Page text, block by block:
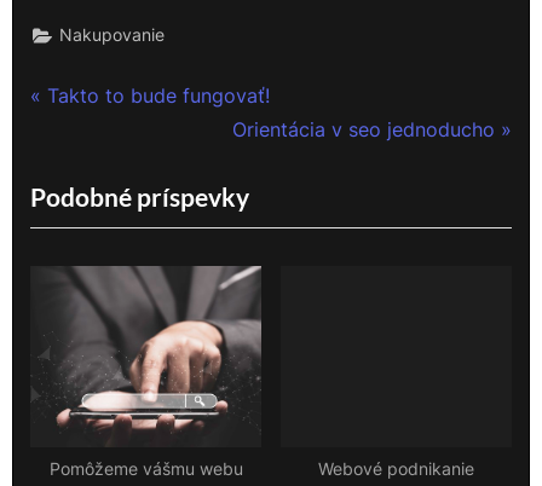
Nakupovanie
Navigace
příspěvek
P
v
i
o
s
P
o
t
Takto to bude fungovať!
N
x
t
P
s
t
:
Orientácia v seo jednoducho
Podobné príspevky
Pomôžeme vášmu webu
Webové podnikanie